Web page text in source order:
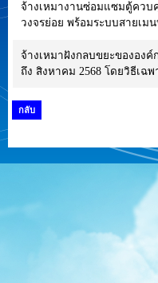
จ้างเหมางานซ่อมแซมตู้ควบ
วงจรย่อย พร้อมระบบสายเม
จ้างเหมาฝังกลบขยะขององ
ถึง สิงหาคม 2568 โดยวิธีเฉพ
กลับ